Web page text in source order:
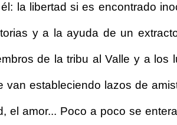
la libertad si es encontrado
y a la ayuda de un
de la tribu al Valle y a los
estableciendo lazos de
el amor... Poco a poco se